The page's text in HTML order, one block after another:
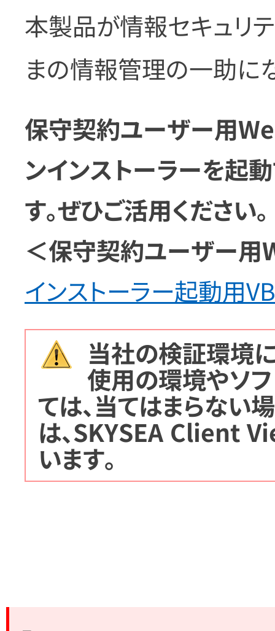
本製品が情報セキュリ
まの情報管理の一助に
保守契約ユーザー用
ンインストーラーを起
す。ぜひご活用ください。
＜保守契約ユーザー用
インストーラー起動用
当社の検証環境
使用の環境やソ
ては、当てはまらない
は、SKYSEA Client
います。